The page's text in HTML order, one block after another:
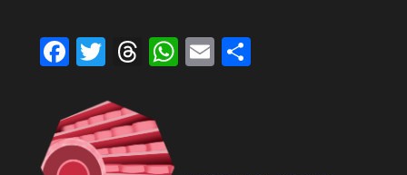
Facebook
TwitterThreads
WhatsApp
Email